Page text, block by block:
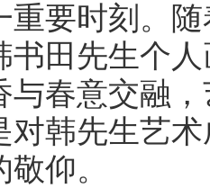
重要时刻。
书田先生个
与春意交融
对韩先生艺
仰。